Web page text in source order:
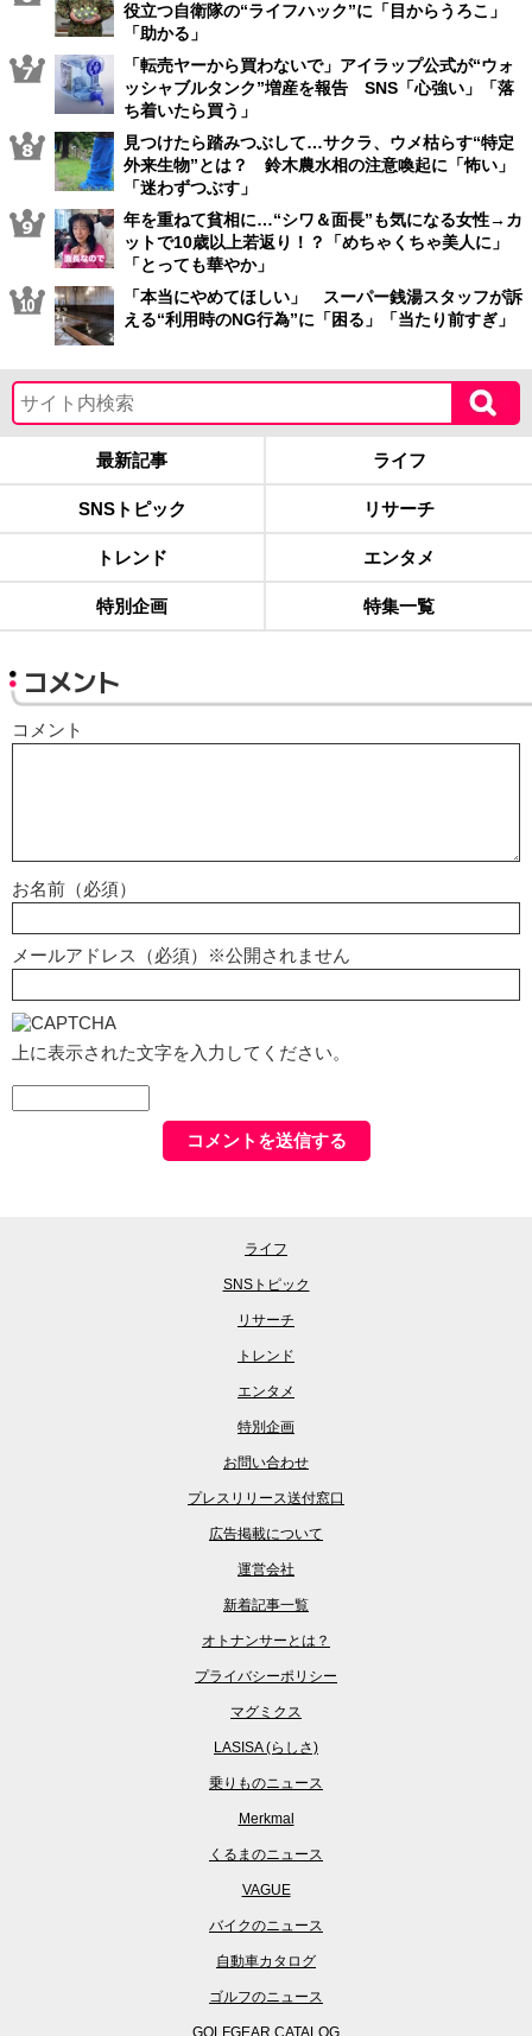
役立つ自衛隊の“ライフハック”に「目からうろこ」
「助かる」
「転売ヤーから買わないで」アイラップ公式が“ウォ
ッシャブルタンク”増産を報告 SNS「心強い」「落
ち着いたら買う」
見つけたら踏みつぶして…サクラ、ウメ枯らす“特定
外来生物”とは？ 鈴木農水相の注意喚起に「怖い」
「迷わずつぶす」
年を重ねて貧相に…“シワ＆面長”も気になる女性→カ
ットで10歳以上若返り！？「めちゃくちゃ美人に」
「とっても華やか」
「本当にやめてほしい」 スーパー銭湯スタッフが訴
える“利用時のNG行為”に「困る」「当たり前すぎ」
最新記事 ライフ
SNSトピック リサーチ
トレンド エンタメ
特別企画 特集一覧
コメント
コメント
お名前（必須）
メールアドレス（必須）※公開されません
上に表示された文字を入力してください。
ライフ
SNSトピック
リサーチ
トレンド
エンタメ
特別企画
お問い合わせ
プレスリリース送付窓口
広告掲載について
運営会社
新着記事一覧
オトナンサーとは？
プライバシーポリシー
マグミクス
LASISA (らしさ)
乗りものニュース
Merkmal
くるまのニュース
VAGUE
バイクのニュース
自動車カタログ
ゴルフのニュース
GOLFGEAR CATALOG